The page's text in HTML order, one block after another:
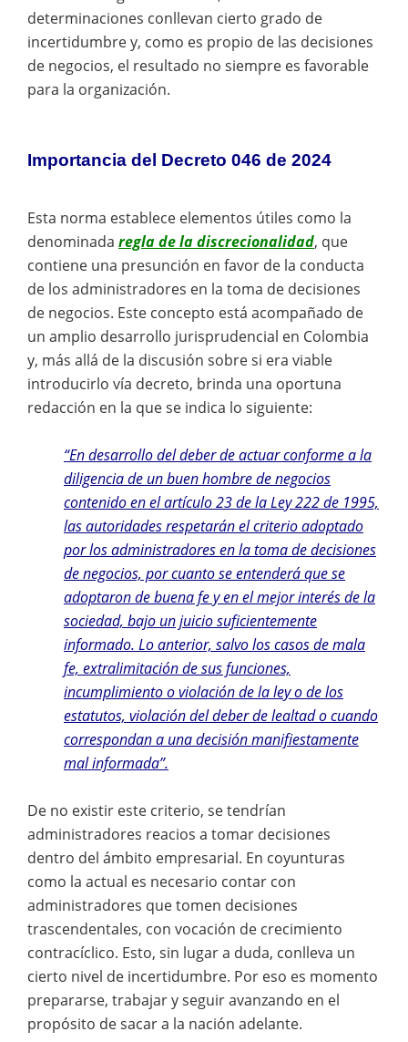
determinaciones conllevan cierto grado de
incertidumbre y, como es propio de las decisiones
de negocios, el resultado no siempre es favorable
para la organización.
Importancia del Decreto 046 de 2024
Esta norma establece elementos útiles como la
denominada regla de la discrecionalidad, que
contiene una presunción en favor de la conducta
de los administradores en la toma de decisiones
de negocios. Este concepto está acompañado de
un amplio desarrollo jurisprudencial en Colombia
y, más allá de la discusión sobre si era viable
introducirlo vía decreto, brinda una oportuna
redacción en la que se indica lo siguiente:
“En desarrollo del deber de actuar conforme a la
diligencia de un buen hombre de negocios
contenido en el artículo 23 de la Ley 222 de 1995,
las autoridades respetarán el criterio adoptado
por los administradores en la toma de decisiones
de negocios, por cuanto se entenderá que se
adoptaron de buena fe y en el mejor interés de la
sociedad, bajo un juicio suficientemente
informado. Lo anterior, salvo los casos de mala
fe, extralimitación de sus funciones,
incumplimiento o violación de la ley o de los
estatutos, violación del deber de lealtad o cuando
correspondan a una decisión manifiestamente
mal informada”.
De no existir este criterio, se tendrían
administradores reacios a tomar decisiones
dentro del ámbito empresarial. En coyunturas
como la actual es necesario contar con
administradores que tomen decisiones
trascendentales, con vocación de crecimiento
contracíclico. Esto, sin lugar a duda, conlleva un
cierto nivel de incertidumbre. Por eso es momento
prepararse, trabajar y seguir avanzando en el
propósito de sacar a la nación adelante.